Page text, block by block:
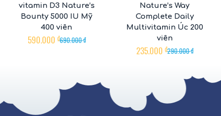
vitamin D3 Nature’s
Bounty 5000 IU Mỹ
400 viên
690.000₫
590.000 ₫
Nature’s Way
Complete Daily
Multivitamin Úc 200
viên
290.000₫
235.000 ₫